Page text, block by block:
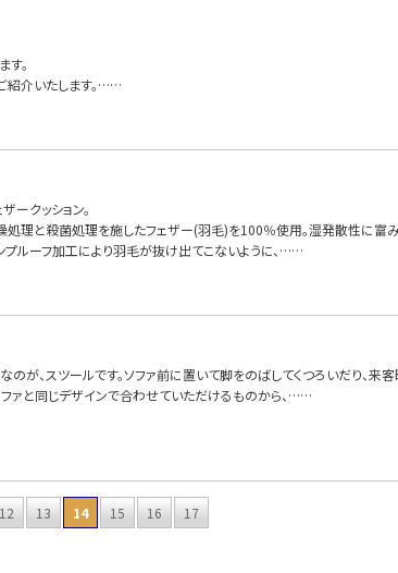
。
紹介いたします。……
ークッション。
処理と殺菌処理を施したフェザー(羽毛)を100％使用。湿発散性に富み
プルーフ加工により羽毛が抜け出てこないように、……
が、スツールです。ソファ前に置いて脚をのばしてくつろいだり、来
ファと同じデザインで合わせていただけるものから、……
12 13 14 15 16
17